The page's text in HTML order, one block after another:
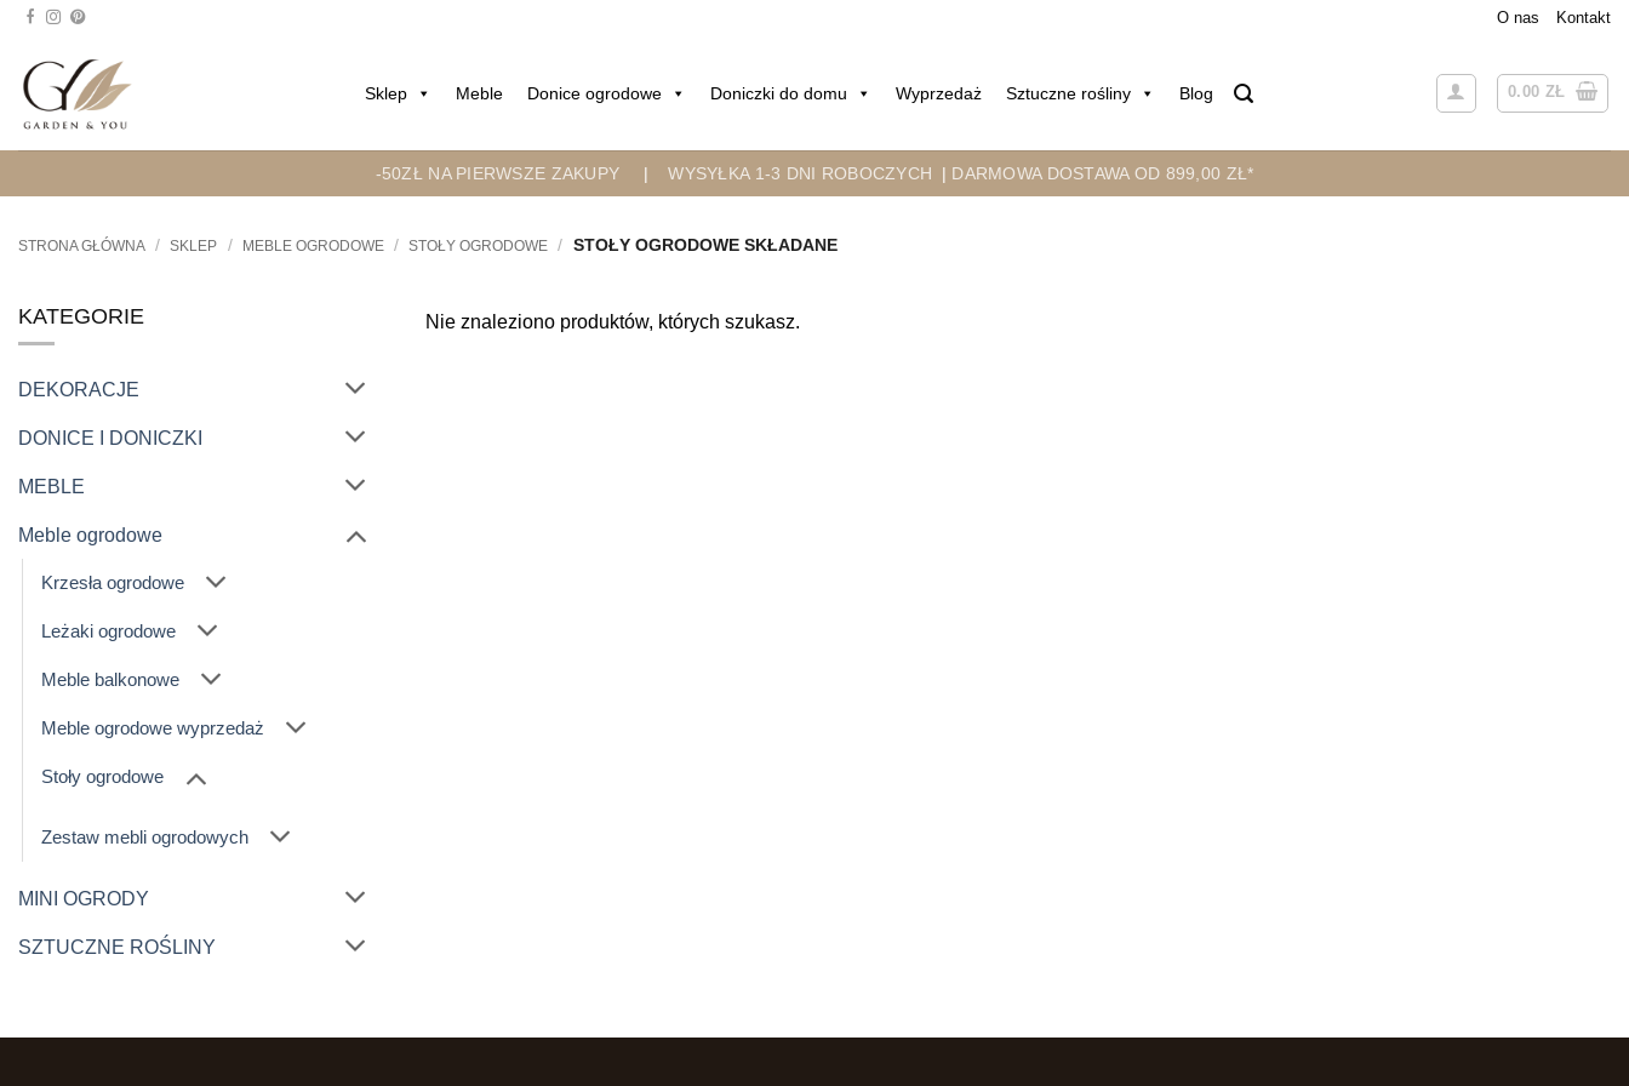
Przejdź
treści
O nas Kontakt
Sklep Meble Donice ogrodowe Doniczki do domu Wyprzedaż Sztuczne rośliny Blog 0.00 ZŁ
-50ZŁ NA PIERWSZE ZAKUPY |WYSYŁKA 1-3 DNI ROBOCZYCH | DARMOWA DOSTAWA OD 899,00 ZŁ*
STRONA GŁÓWNA / SKLEP / MEBLE OGRODOWE / STOŁY OGRODOWE / STOŁY OGRODOWE SKŁADANE
KATEGORIE
DEKORACJE
DONICE I DONICZKI
MEBLE
Meble ogrodowe
Krzesła ogrodowe
Leżaki ogrodowe
Meble balkonowe
Meble ogrodowe wyprzedaż
Stoły ogrodowe
Zestaw mebli ogrodowych
MINI OGRODY
SZTUCZNE ROŚLINY
Nie znaleziono produktów, których szukasz.